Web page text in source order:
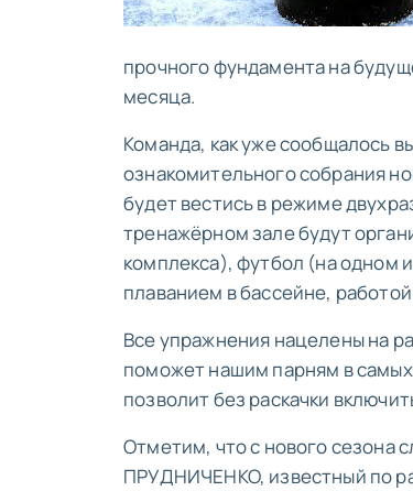
прочного фундамента на
месяца.
Команда, как уже сообщалось
ознакомительного собрания
будет вестись в режиме
тренажёрном зале будут
комплекса), футбол (на одном
плаванием в бассейне,
Все упражнения нацелены на
поможет нашим парням в
позволит без раскачки
Отметим, что с нового сезона
ПРУДНИЧЕНКО, известный по